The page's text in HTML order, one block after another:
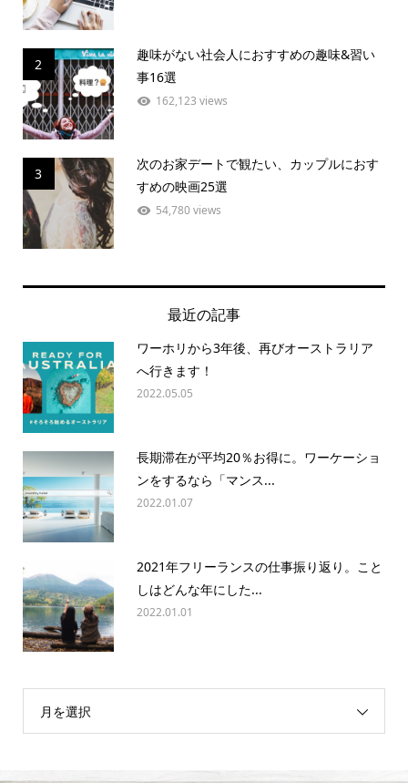
2
趣味がない社会人におすすめの趣味&習い
事16選
162,123 views
3
次のお家デートで観たい、カップルにおす
すめの映画25選
54,780 views
最近の記事
ワーホリから3年後、再びオーストラリア
へ行きます！
2022.05.05
長期滞在が平均20％お得に。ワーケーショ
ンをするなら「マンス...
2022.01.07
2021年フリーランスの仕事振り返り。こと
しはどんな年にした...
2022.01.01
月を選択